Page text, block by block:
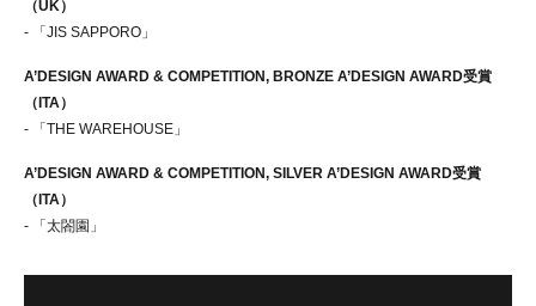
（UK）
- 「JIS SAPPORO」
A’DESIGN AWARD & COMPETITION, BRONZE A’DESIGN AWARD受賞
（ITA）
- 「THE WAREHOUSE」
A’DESIGN AWARD & COMPETITION, SILVER A’DESIGN AWARD受賞
（ITA）
- 「太閤園」